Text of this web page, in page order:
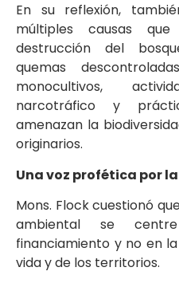
En su reflexión,
múltiples causas
destrucción del
quemas
monocultivos,
narcotráfico y
amenazan la
originarios.
Una voz profética por
Mons. Flock cuestionó
ambiental se
financiamiento y no en
vida y de los territorios.